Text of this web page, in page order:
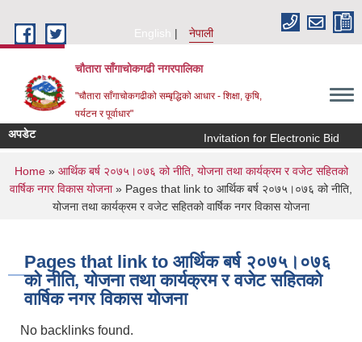
English
नेपाली
चौतारा साँगाचोकगढी नगरपालिका
"चौतारा साँगाचोकगढीको सम्बृद्धिको आधार - शिक्षा, कृषि,
पर्यटन र पूर्वाधार"
अपडेट Invitation for Electronic Bid
You are here
Home» आर्थिक बर्ष २०७५।०७६ को नीति, योजना तथा कार्यक्रम र वजेट सहितको
वार्षिक नगर विकास योजना» Pages that link to आर्थिक बर्ष २०७५।०७६ को नीति,
योजना तथा कार्यक्रम र वजेट सहितको वार्षिक नगर विकास योजना
Pages that link to आर्थिक बर्ष २०७५।०७६
को नीति, योजना तथा कार्यक्रम र वजेट सहितको
वार्षिक नगर विकास योजना
No backlinks found.